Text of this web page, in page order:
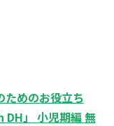
ためのお役立ち
」 小児期編 無